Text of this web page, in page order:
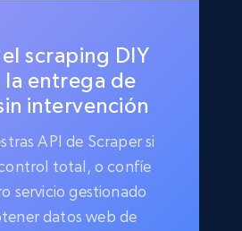
scraping DIY
la entrega de
intervención
API de Scraper si
total, o confíe
servicio gestionado
datos web de